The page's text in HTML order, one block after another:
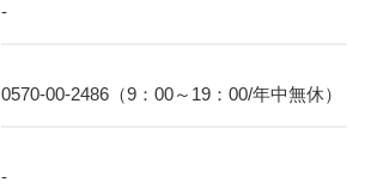
-
0570-00-2486（9：00～19：00/年中無休）
-